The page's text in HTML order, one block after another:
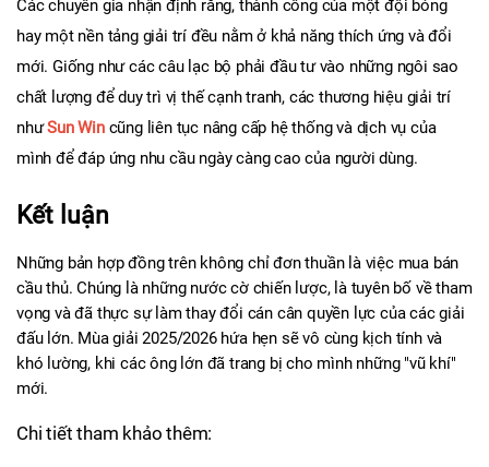
Các chuyên gia nhận định rằng, thành công của một đội bóng
hay một nền tảng giải trí đều nằm ở khả năng thích ứng và đổi
mới. Giống như các câu lạc bộ phải đầu tư vào những ngôi sao
chất lượng để duy trì vị thế cạnh tranh, các thương hiệu giải trí
như Sun Win cũng liên tục nâng cấp hệ thống và dịch vụ của
mình để đáp ứng nhu cầu ngày càng cao của người dùng.
Kết luận
Những bản hợp đồng trên không chỉ đơn thuần là việc mua bán
cầu thủ. Chúng là những nước cờ chiến lược, là tuyên bố về tham
vọng và đã thực sự làm thay đổi cán cân quyền lực của các giải
đấu lớn. Mùa giải 2025/2026 hứa hẹn sẽ vô cùng kịch tính và
khó lường, khi các ông lớn đã trang bị cho mình những "vũ khí"
mới.
Chi tiết tham khảo thêm: